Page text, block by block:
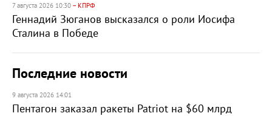
7 августа 2026 10:30 – КПРФ
Геннадий Зюганов высказался о роли Иосифа
Сталина в Победе
Последние новости
9 августа 2026 14:01
Пентагон заказал ракеты Patriot на $60 млрд